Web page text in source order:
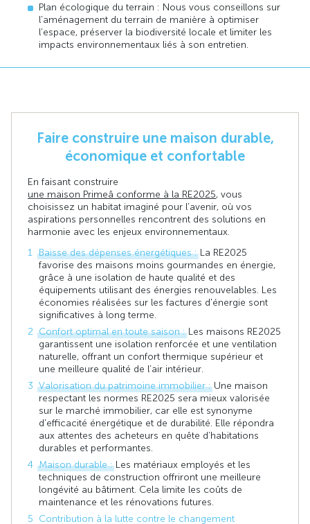
Plan écologique du terrain : Nous vous conseillons sur
l’aménagement du terrain de manière à optimiser
l’espace, préserver la biodiversité locale et limiter les
impacts environnementaux liés à son entretien.
Faire construire une maison durable,
économique et confortable
En faisant construire
une maison Primeâ conforme à la RE2025, vous
choisissez un habitat imaginé pour l’avenir, où vos
aspirations personnelles rencontrent des solutions en
harmonie avec les enjeux environnementaux.
Baisse des dépenses énergétiques :La RE2025
favorise des maisons moins gourmandes en énergie,
grâce à une isolation de haute qualité et des
équipements utilisant des énergies renouvelables. Les
économies réalisées sur les factures d'énergie sont
significatives à long terme.
Confort optimal en toute saison :Les maisons RE2025
garantissent une isolation renforcée et une ventilation
naturelle, offrant un confort thermique supérieur et
une meilleure qualité de l’air intérieur.
Valorisation du patrimoine immobilier :Une maison
respectant les normes RE2025 sera mieux valorisée
sur le marché immobilier, car elle est synonyme
d'efficacité énergétique et de durabilité. Elle répondra
aux attentes des acheteurs en quête d’habitations
durables et performantes.
Maison durable :Les matériaux employés et les
techniques de construction offriront une meilleure
longévité au bâtiment. Cela limite les coûts de
maintenance et les rénovations futures.
Contribution à la lutte contre le changement